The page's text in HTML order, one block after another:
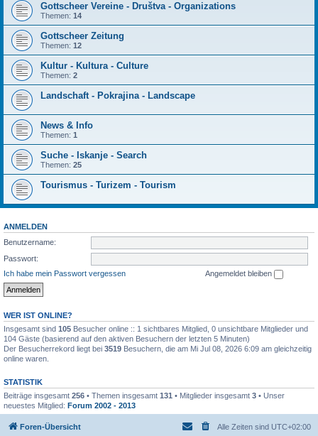
Gottscheer Vereine - Društva - Organizations
Themen: 14
Gottscheer Zeitung
Themen: 12
Kultur - Kultura - Culture
Themen: 2
Landschaft - Pokrajina - Landscape
News & Info
Themen: 1
Suche - Iskanje - Search
Themen: 25
Tourismus - Turizem - Tourism
ANMELDEN
Benutzername:
Passwort:
Ich habe mein Passwort vergessen
Angemeldet bleiben
WER IST ONLINE?
Insgesamt sind 105 Besucher online :: 1 sichtbares Mitglied, 0 unsichtbare Mitglieder und
104 Gäste (basierend auf den aktiven Besuchern der letzten 5 Minuten)
Der Besucherrekord liegt bei 3519 Besuchern, die am Mi Jul 08, 2026 6:09 am gleichzeitig
online waren.
STATISTIK
Beiträge insgesamt 256 • Themen insgesamt 131 • Mitglieder insgesamt 3 • Unser
neuestes Mitglied: Forum 2002 - 2013
Foren-Übersicht Alle Zeiten sind UTC+02:00